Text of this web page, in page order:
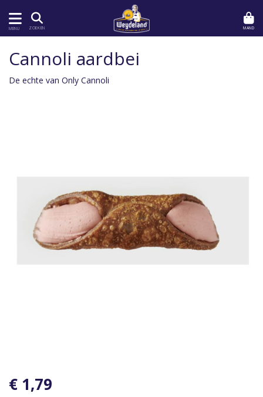
MENU ZOEKEN MAND
Cannoli aardbei
De echte van Only Cannoli
€ 1,79